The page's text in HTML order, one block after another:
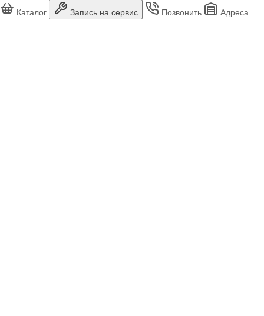
Каталог
Запись на сервис Позвонить Адреса